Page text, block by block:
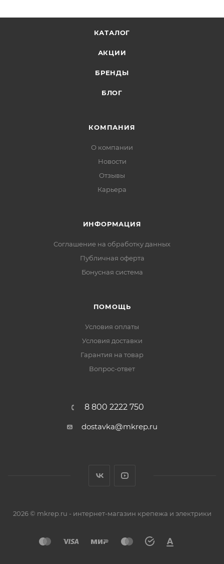
КАТАЛОГ
АКЦИИ
БРЕНДЫ
БЛОГ
КОМПАНИЯ
О компании
Новости
Отзывы
Карьера
ИНФОРМАЦИЯ
Соглашение на обработку данных
Публичная оферта
Бонусная система
ПОМОЩЬ
Условия оплаты
Условия доставки
Гарантия на товар
Вопрос-ответ
8 800 2222 750
dostavka@mkrep.ru
2026 © mkrep.ru - интернет-магазин крепежа и электрики